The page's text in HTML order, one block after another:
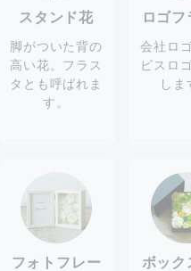
スタンド花
脚がついた背の
高い花。フラス
タとも呼ばれま
す。
ロゴフ
会社ロ
ビスロ
しま
フォトフレー
ボック